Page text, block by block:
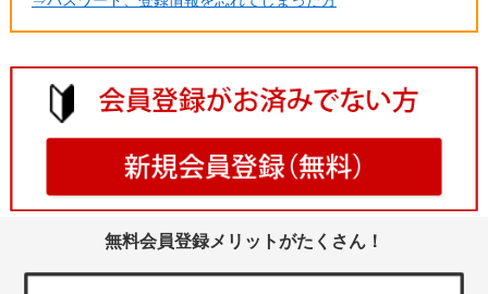
無料会員登録メリットがたくさん！